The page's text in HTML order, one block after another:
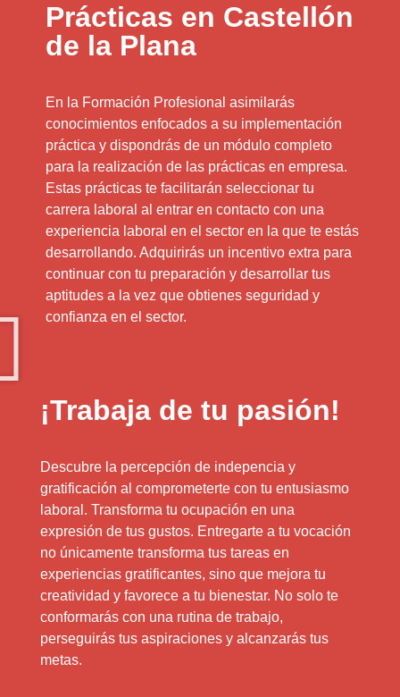
Prácticas en Castellón
de la Plana
En la Formación Profesional asimilarás
conocimientos enfocados a su implementación
práctica y dispondrás de un módulo completo
para la realización de las prácticas en empresa.
Estas prácticas te facilitarán seleccionar tu
carrera laboral al entrar en contacto con una
experiencia laboral en el sector en la que te estás
desarrollando. Adquirirás un incentivo extra para
continuar con tu preparación y desarrollar tus
aptitudes a la vez que obtienes seguridad y
confianza en el sector.
¡Trabaja de tu pasión!
Descubre la percepción de indepencia y
gratificación al comprometerte con tu entusiasmo
laboral. Transforma tu ocupación en una
expresión de tus gustos. Entregarte a tu vocación
no únicamente transforma tus tareas en
experiencias gratificantes, sino que mejora tu
creatividad y favorece a tu bienestar. No solo te
conformarás con una rutina de trabajo,
perseguirás tus aspiraciones y alcanzarás tus
metas.